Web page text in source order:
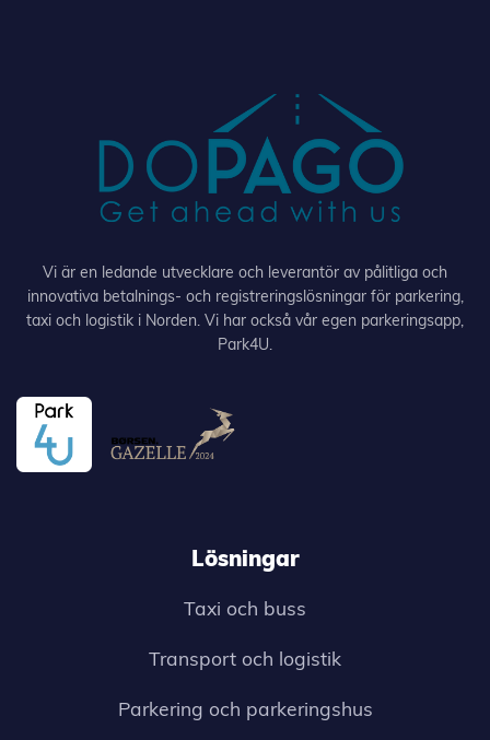
Vi är en ledande utvecklare och leverantör av pålitliga och
innovativa betalnings- och registreringslösningar för parkering,
taxi och logistik i Norden. Vi har också vår egen parkeringsapp,
Park4U.
Lösningar
Taxi och buss
Transport och logistik
Parkering och parkeringshus